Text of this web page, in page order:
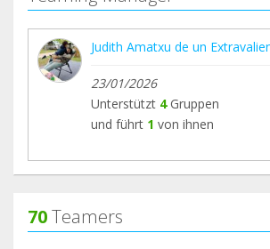
Judith Amatxu de un
23/01/2026
Unterstützt 4Gruppen
und führt 1 von ihnen
70Teamers